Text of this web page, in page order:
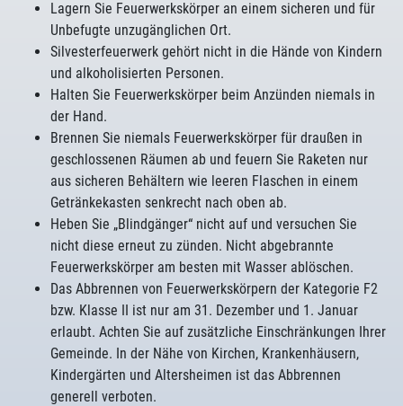
Lagern Sie Feuerwerkskörper an einem sicheren und für
Unbefugte unzugänglichen Ort.
Silvesterfeuerwerk gehört nicht in die Hände von Kindern
und alkoholisierten Personen.
Halten Sie Feuerwerkskörper beim Anzünden niemals in
der Hand.
Brennen Sie niemals Feuerwerkskörper für draußen in
geschlossenen Räumen ab und feuern Sie Raketen nur
aus sicheren Behältern wie leeren Flaschen in einem
Getränkekasten senkrecht nach oben ab.
Heben Sie „Blindgänger“ nicht auf und versuchen Sie
nicht diese erneut zu zünden. Nicht abgebrannte
Feuerwerkskörper am besten mit Wasser ablöschen.
Das Abbrennen von Feuerwerkskörpern der Kategorie F2
bzw. Klasse II ist nur am 31. Dezember und 1. Januar
erlaubt. Achten Sie auf zusätzliche Einschränkungen Ihrer
Gemeinde. In der Nähe von Kirchen, Krankenhäusern,
Kindergärten und Altersheimen ist das Abbrennen
generell verboten.